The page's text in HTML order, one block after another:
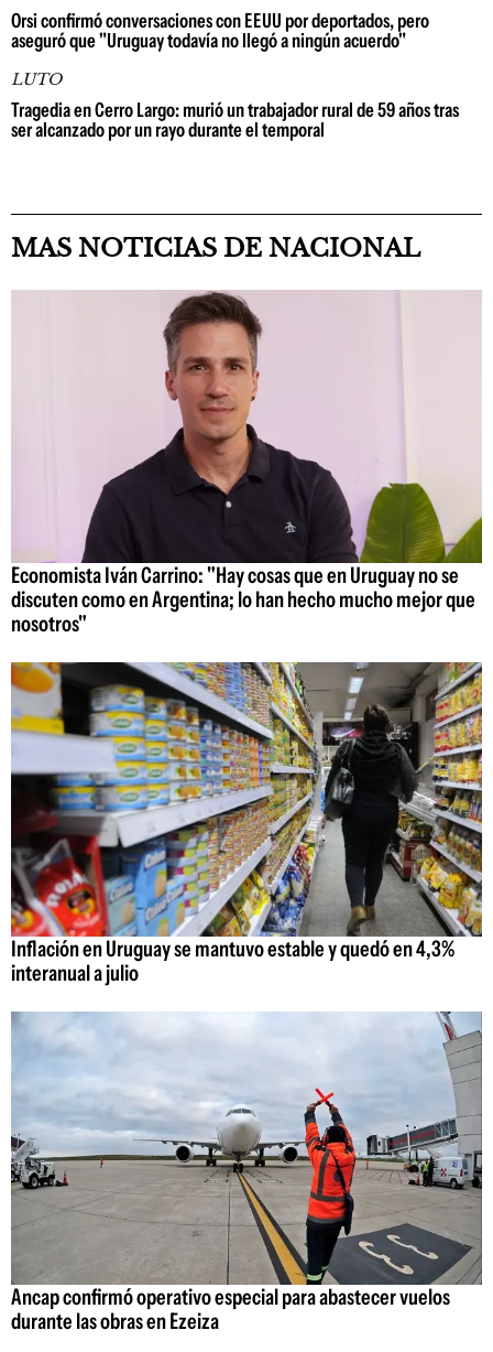
Orsi confirmó conversaciones con EEUU por deportados, pero
aseguró que "Uruguay todavía no llegó a ningún acuerdo"
LUTO
Tragedia en Cerro Largo: murió un trabajador rural de 59 años tras
ser alcanzado por un rayo durante el temporal
MAS NOTICIAS DE NACIONAL
Economista Iván Carrino: "Hay cosas que en Uruguay no se
discuten como en Argentina; lo han hecho mucho mejor que
nosotros"
Inflación en Uruguay se mantuvo estable y quedó en 4,3%
interanual a julio
Ancap confirmó operativo especial para abastecer vuelos
durante las obras en Ezeiza